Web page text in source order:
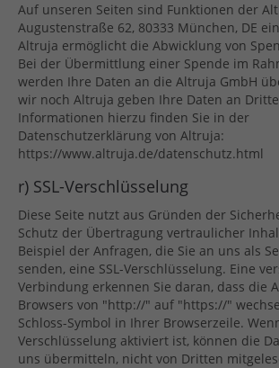
Auf unseren Seiten sind Funktionen der
Augustenstraße 62, 80333 München, DE
Altruja ermöglicht die Abwicklung von
Bei der Übermittlung einer Spende im
werden Ihre Daten an die Altruja GmbH
wir noch Altruja geben Ihre Daten an
Informationen hierzu finden Sie in der
Datenschutzerklärung von Altruja:
https://www.altruja.de/datenschutz.html
r) SSL-Verschlüsselung
Diese Seite nutzt aus Gründen der
Schutz der Übertragung vertraulicher
Beispiel der Anfragen, die Sie an uns als
senden, eine SSL-Verschlüsselung. Eine
Verbindung erkennen Sie daran, dass die
Browsers von "http://" auf "https://"
Schloss-Symbol in Ihrer Browserzeile.
Verschlüsselung aktiviert ist, können die
uns übermitteln, nicht von Dritten